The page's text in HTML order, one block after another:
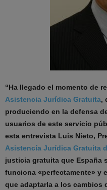
“Ha llegado el momento de
Asistencia Jurídica Gratuita,
produciendo en la defensa
usuarios de este servicio
esta entrevista Luis Nieto,
Asistencía Jurídica Gratuita
justicia gratuita que España
funciona «perfectamente» y
que adaptarla a los cambios